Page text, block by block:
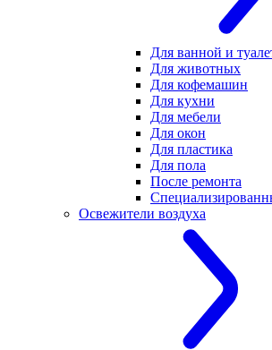
Для ванной и
Для животных
Для кофемашин
Для кухни
Для мебели
Для окон
Для пластика
Для пола
После ремонта
Освежители воздуха